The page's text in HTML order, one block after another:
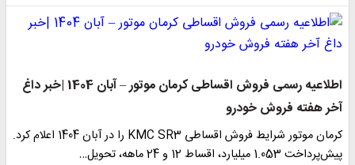
اطلاعیه رسمی فروش اقساطی کرمان موتور – آبان 1404 |خبر داغ
آخر هفته فروش خودرو
کرمان موتور شرایط فروش اقساطی KMC SR3 را در آبان 1404 اعلام کرد.
پیش‌پرداخت 1.053 میلیارد، اقساط 12 و 24 ماهه، تحویل…